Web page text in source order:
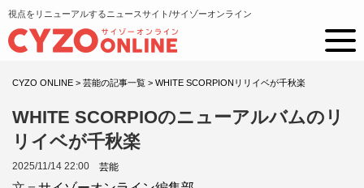
視点をリニューアルするニュースサイト/サイゾーオンライン
CYZO ONLINE > 芸能の記事一覧 > WHITE SCORPIONリリイベが千秋楽
WHITE SCORPIOのニューアルバムのリ
リイベが千秋楽
2025/11/14 22:00 芸能